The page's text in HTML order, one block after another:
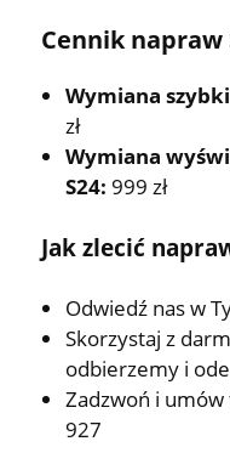
Cennik napraw
Wymiana
zł
Wymiana
S24: 999 zł
Jak zlecić
Odwiedź nas w
Skorzystaj z
odbierzemy i
Zadzwoń i
927